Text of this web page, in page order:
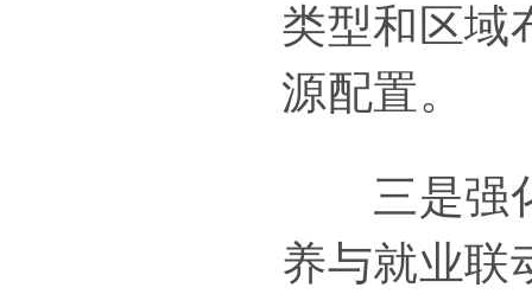
类型和区域
源配置。
三是强化
养与就业联